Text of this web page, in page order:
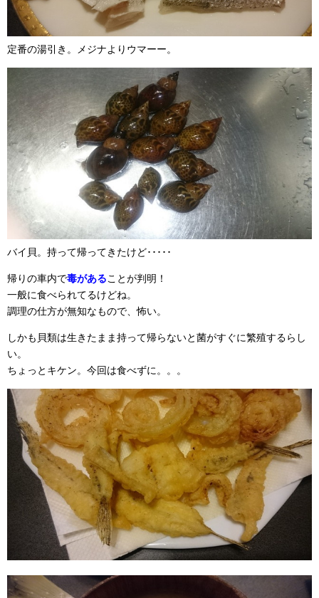
定番の湯引き。メジナよりウマーー。
バイ貝。持って帰ってきたけど･････
帰りの車内で毒があることが判明！
一般に食べられてるけどね。
調理の仕方が無知なもので、怖い。
しかも貝類は生きたまま持って帰らないと菌がすぐに繁殖するらし
い。
ちょっとキケン。今回は食べずに。。。